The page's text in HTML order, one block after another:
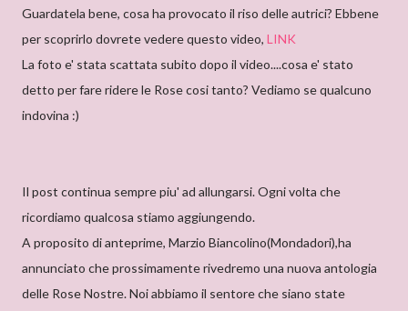
Guardatela bene, cosa ha provocato il riso delle autrici? Ebbene
per scoprirlo dovrete vedere questo video, LINK
La foto e' stata scattata subito dopo il video....cosa e' stato
detto per fare ridere le Rose cosi tanto? Vediamo se qualcuno
indovina :)
Il post continua sempre piu' ad allungarsi. Ogni volta che
ricordiamo qualcosa stiamo aggiungendo.
A proposito di anteprime, Marzio Biancolino(Mondadori),ha
annunciato che prossimamente rivedremo una nuova antologia
delle Rose Nostre. Noi abbiamo il sentore che siano state